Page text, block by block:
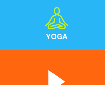
YOGA